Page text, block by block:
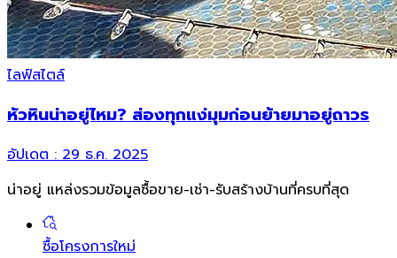
ไลฟ์สไตล์
หัวหินน่าอยู่ไหม? ส่องทุกแง่มุมก่อนย้ายมาอยู่ถาวร
อัปเดต : 29 ธ.ค. 2025
น่าอยู่ แหล่งรวมข้อมูลซื้อขาย-เช่า-รับสร้างบ้านที่ครบที่สุด
ซื้อโครงการใหม่